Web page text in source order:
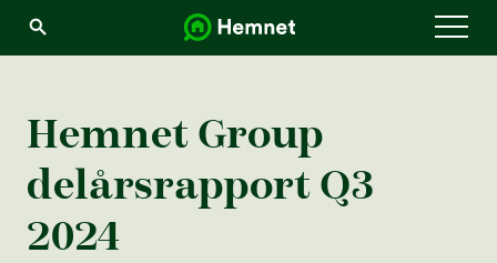
Hemnet Group
delårsrapport Q3
2024